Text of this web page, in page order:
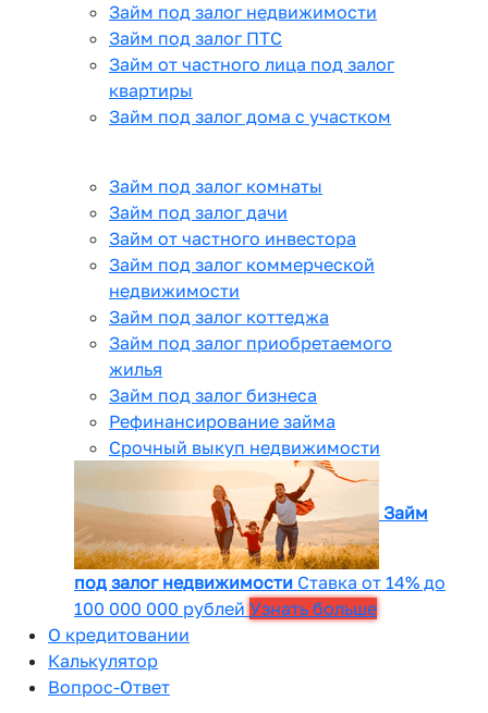
Займ под залог недвижимости
Займ под залог ПТС
Займ от частного лица под залог
квартиры
Займ под залог дома с участком
Займ под залог комнаты
Займ под залог дачи
Займ от частного инвестора
Займ под залог коммерческой
недвижимости
Займ под залог коттеджа
Займ под залог приобретаемого
жилья
Займ под залог бизнеса
Рефинансирование займа
Срочный выкуп недвижимости
Займ
под залог недвижимости Ставка от 14% до
100 000 000 рублей Узнать больше
О кредитовании
Калькулятор
Вопрос-Ответ